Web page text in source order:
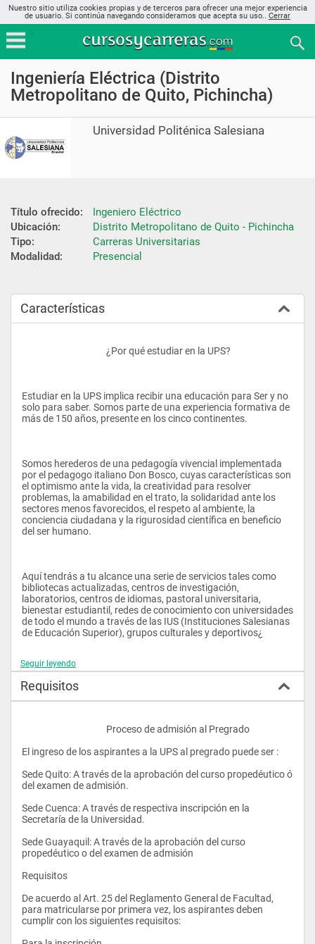
Nuestro sitio utiliza cookies propias y de terceros para ofrecer una mejor experiencia
de usuario. Si continúa navegando consideramos que acepta su uso.. Cerrar
Ingeniería Eléctrica (Distrito
Metropolitano de Quito, Pichincha)
Universidad Politénica Salesiana
Título ofrecido:
Ingeniero Eléctrico
Ubicación:
Distrito Metropolitano de Quito - Pichincha
Tipo:
Carreras Universitarias
Modalidad:
Presencial
Características
					¿Por qué estudiar en la UPS?
Estudiar en la UPS implica recibir una educación para Ser y no
solo para saber. Somos parte de una experiencia formativa de
más de 150 años, presente en los cinco continentes.
Somos herederos de una pedagogía vivencial implementada
por el pedagogo italiano Don Bosco, cuyas características son
el optimismo ante la vida, la creatividad para resolver
problemas, la amabilidad en el trato, la solidaridad ante los
sectores menos favorecidos, el respeto al ambiente, la
conciencia ciudadana y la rigurosidad científica en beneficio
del ser humano.
Aquí tendrás a tu alcance una serie de servicios tales como
bibliotecas actualizadas, centros de investigación,
laboratorios, centros de idiomas, pastoral universitaria,
bienestar estudiantil, redes de conocimiento con universidades
de todo el mundo a través de las IUS (Instituciones Salesianas
de Educación Superior), grupos culturales y deportivos¿
Seguir leyendo
Requisitos
					Proceso de admisión al Pregrado
El ingreso de los aspirantes a la UPS al pregrado puede ser :
Sede Quito: A través de la aprobación del curso propedéutico ó
del examen de admisión.
Sede Cuenca: A través de respectiva inscripción en la
Secretaría de la Universidad.
Sede Guayaquil: A través de la aprobación del curso
propedéutico o del examen de admisión
Requisitos
De acuerdo al Art. 25 del Reglamento General de Facultad,
para matricularse por primera vez, los aspirantes deben
cumplir con los siguientes requisitos: